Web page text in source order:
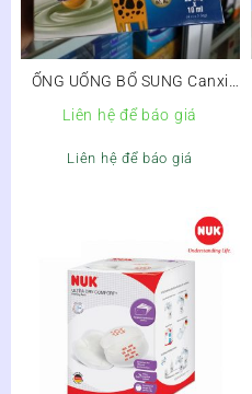
ỐNG UỐNG BỔ SUNG Canxi
CANCI NANO MK7 BIGSUN
Liên hệ để báo giá
Liên hệ để báo giá